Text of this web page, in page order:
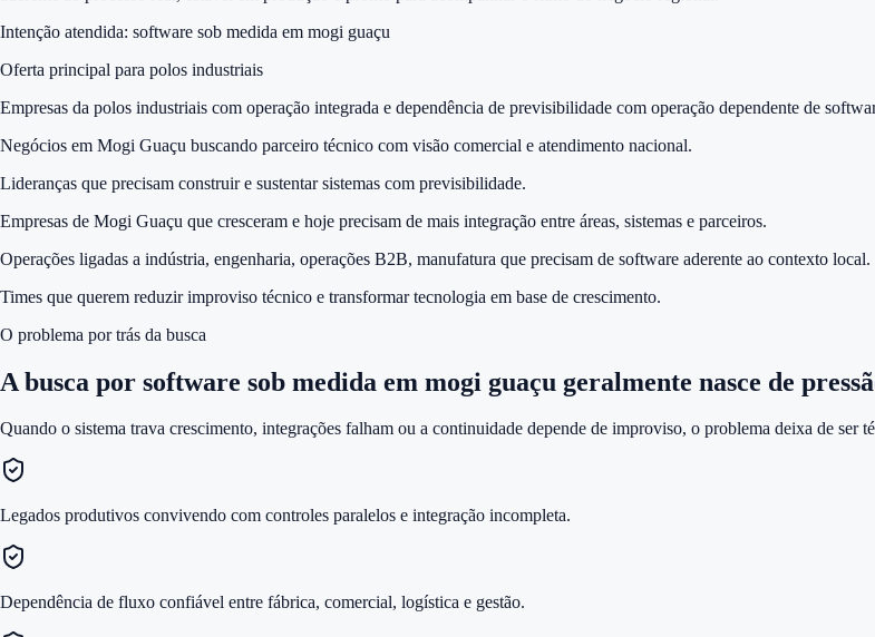
Intenção atendida: software sob medida em mogi guaçu
Oferta principal para polos industriais
Empresas da polos industriais com operação integrada e dependência de previsibilidade com operação dependente de
Negócios em Mogi Guaçu buscando parceiro técnico com visão comercial e atendimento nacional.
Lideranças que precisam construir e sustentar sistemas com previsibilidade.
Empresas de Mogi Guaçu que cresceram e hoje precisam de mais integração entre áreas, sistemas e parceiros.
Operações ligadas a indústria, engenharia, operações B2B, manufatura que precisam de software aderente ao contexto local.
Times que querem reduzir improviso técnico e transformar tecnologia em base de crescimento.
O problema por trás da busca
A busca por software sob medida em mogi guaçu geralmente nasce de
Quando o sistema trava crescimento, integrações falham ou a continuidade depende de improviso, o problema deixa de ser
Legados produtivos convivendo com controles paralelos e integração incompleta.
Dependência de fluxo confiável entre fábrica, comercial, logística e gestão.